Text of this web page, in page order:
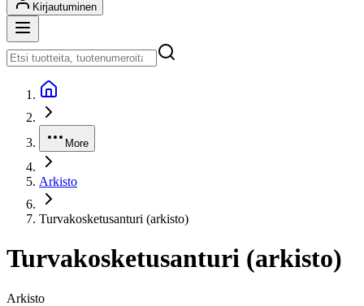
Kirjautuminen
More
Arkisto
Turvakosketusanturi (arkisto)
Turvakosketusanturi (arkisto)
Arkisto